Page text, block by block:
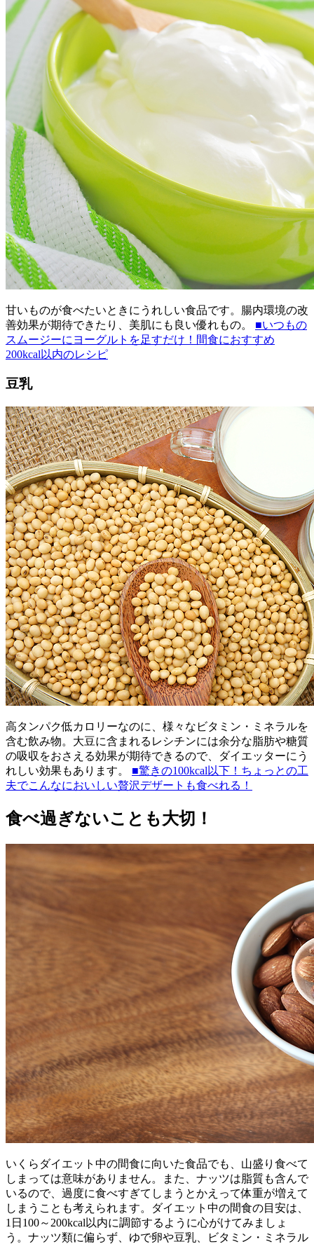
甘いものが食べたいときにうれしい食品です。腸内環境の改
善効果が期待できたり、美肌にも良い優れもの。 ■いつもの
スムージーにヨーグルトを足すだけ！間食におすすめ
200kcal以内のレシピ
豆乳
高タンパク低カロリーなのに、様々なビタミン・ミネラルを
含む飲み物。大豆に含まれるレシチンには余分な脂肪や糖質
の吸収をおさえる効果が期待できるので、ダイエッターにう
れしい効果もあります。 ■驚きの100kcal以下！ちょっとの工
夫でこんなにおいしい贅沢デザートも食べれる！
食べ過ぎないことも大切！
いくらダイエット中の間食に向いた食品でも、山盛り食べて
しまっては意味がありません。また、ナッツは脂質も含んで
いるので、過度に食べすぎてしまうとかえって体重が増えて
しまうことも考えられます。ダイエット中の間食の目安は、
1日100～200kcal以内に調節するように心がけてみましょ
う。ナッツ類に偏らず、ゆで卵や豆乳、ビタミン・ミネラル